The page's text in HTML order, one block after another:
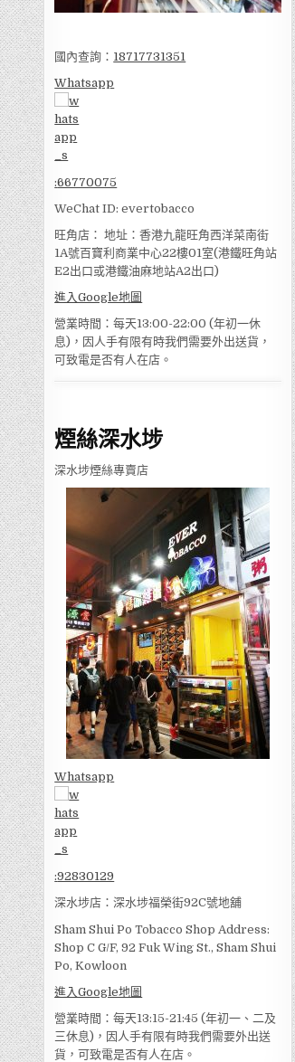
國內查詢： 18717731351
Whatsapp
:66770075
WeChat ID: evertobacco
旺角店： 地址：香港九龍旺角西洋菜南街
1A號百寶利商業中心22樓01室(港鐵旺角站
E2出口或港鐵油麻地站A2出口)
進入Google地圖
營業時間：每天13:00-22:00 (年初一休
息)，因人手有限有時我們需要外出送貨，
可致電是否有人在店。
煙絲深水埗
深水埗煙絲專賣店
Whatsapp
:92830129
深水埗店：深水埗福榮街92C號地舖
Sham Shui Po Tobacco Shop Address:
Shop C G/F, 92 Fuk Wing St., Sham Shui
Po, Kowloon
進入Google地圖
營業時間：每天13:15-21:45 (年初一、二及
三休息)，因人手有限有時我們需要外出送
貨，可致電是否有人在店。